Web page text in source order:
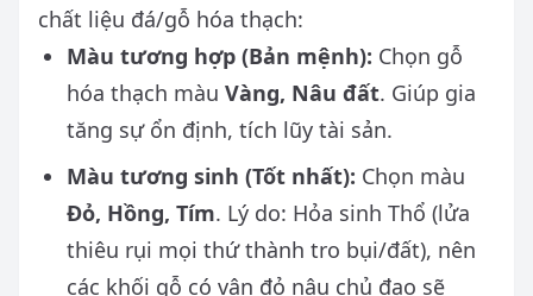
chất liệu đá/gỗ hóa thạch:
Màu tương hợp (Bản mệnh): Chọn gỗ
hóa thạch màu Vàng, Nâu đất. Giúp gia
tăng sự ổn định, tích lũy tài sản.
Màu tương sinh (Tốt nhất): Chọn màu
Đỏ, Hồng, Tím. Lý do: Hỏa sinh Thổ (lửa
thiêu rụi mọi thứ thành tro bụi/đất), nên
các khối gỗ có vân đỏ nâu chủ đạo sẽ